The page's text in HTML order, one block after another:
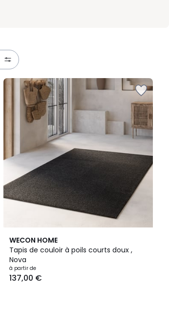
WECON HOME
Tapis de couloir à poils courts doux ,
Nova
à partir de
137,00 €
3
Couleurs